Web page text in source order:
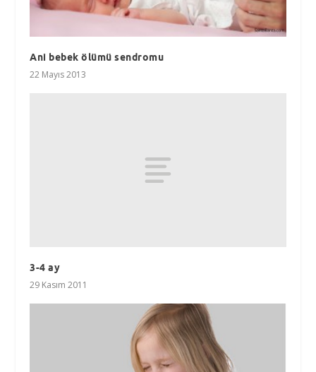
Ani bebek ölümü sendromu
22 Mayıs 2013
3-4 ay
29 Kasım 2011